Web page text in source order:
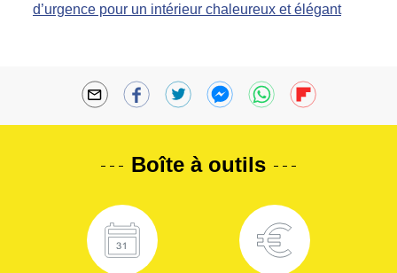
d’urgence pour un intérieur chaleureux et élégant
Boîte à outils